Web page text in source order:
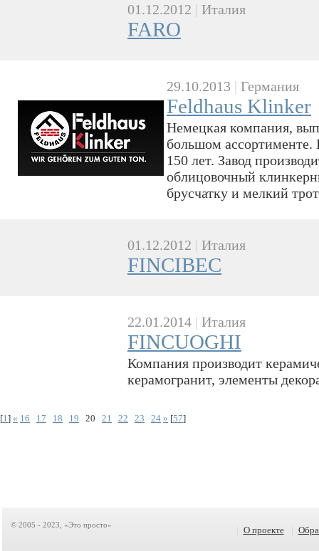
01.12.2012 Италия
FARO
29.10.2013 | Германия
Feldhaus Klinker
Немецкая компания,
большом ассортименте.
150 лет. Завод
облицовочный
брусчатку и мелкий
01.12.2012 Италия
FINCIBEC
22.01.2014 | Италия
FINCUOGHI
Компания производит
керамогранит, элементы
[1 ] « 16 17 18 19 20 21 22 23 24 » [57]
© 2005 - 2023, «Это просто» О проекте